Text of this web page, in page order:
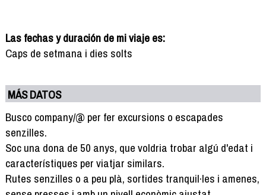
Las fechas y duración de mi viaje es:
Caps de setmana i dies solts
MÁS DATOS
Busco company/@ per fer excursions o escapades
senzilles.
Soc una dona de 50 anys, que voldria trobar algú d'edat i
característiques per viatjar similars.
Rutes senzilles o a peu plà, sortides tranquil·les i amenes,